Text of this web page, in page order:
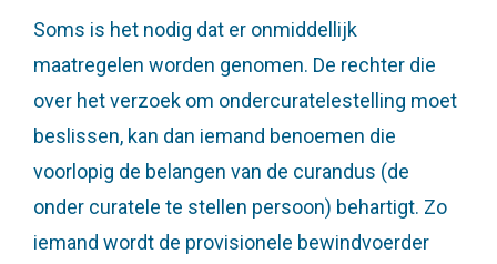
Soms is het nodig dat er onmiddellijk
maatregelen worden genomen. De rechter die
over het verzoek om ondercuratelestelling moet
beslissen, kan dan iemand benoemen die
voorlopig de belangen van de curandus (de
onder curatele te stellen persoon) behartigt. Zo
iemand wordt de provisionele bewindvoerder